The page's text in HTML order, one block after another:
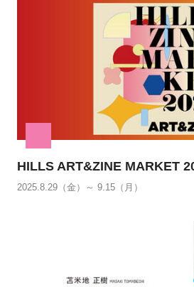
HILLS ART&ZINE MARKET
2025.8.29（金）～ 9.15（月）